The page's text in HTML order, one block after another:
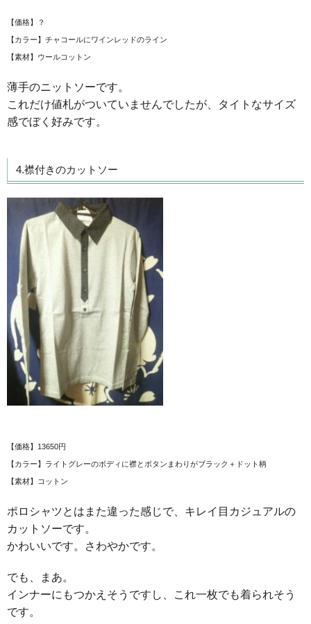
【価格】？
【カラー】チャコールにワインレッドのライン
【素材】ウールコットン
薄手のニットソーです。
これだけ値札がついていませんでしたが、タイトなサイズ
感でぼく好みです。
4.襟付きのカットソー
【価格】13650円
【カラー】ライトグレーのボディに襟とボタンまわりがブラック＋ドット柄
【素材】コットン
ポロシャツとはまた違った感じで、キレイ目カジュアルの
カットソーです。
かわいいです。さわやかです。
でも、まあ。
インナーにもつかえそうですし、これ一枚でも着られそう
です。